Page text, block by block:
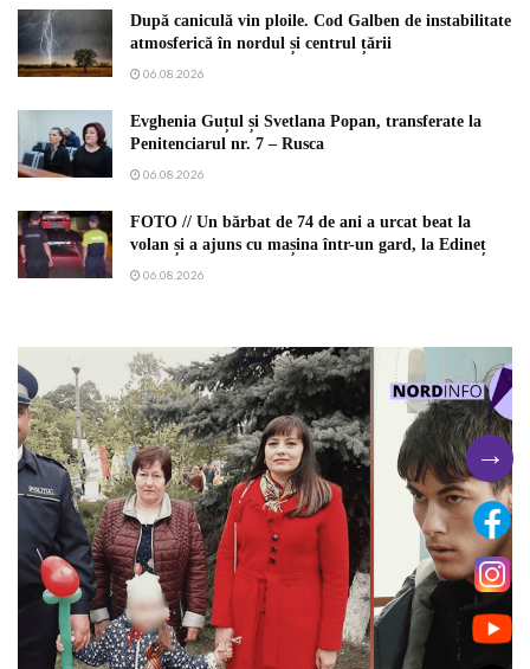
După caniculă vin ploile. Cod Galben de instabilitate
atmosferică în nordul și centrul țării
06.08.2026
Evghenia Guțul și Svetlana Popan, transferate la
Penitenciarul nr. 7 – Rusca
06.08.2026
FOTO // Un bărbat de 74 de ani a urcat beat la
volan și a ajuns cu mașina într-un gard, la Edineț
06.08.2026
→